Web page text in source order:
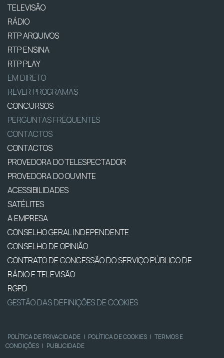
TELEVISÃO
RÁDIO
RTP ARQUIVOS
RTP ENSINA
RTP PLAY
EM DIRETO
REVER PROGRAMAS
CONCURSOS
PERGUNTAS FREQUENTES
CONTACTOS
CONTACTOS
PROVEDORA DO TELESPECTADOR
PROVEDORA DO OUVINTE
ACESSIBILIDADES
SATÉLITES
A EMPRESA
CONSELHO GERAL INDEPENDENTE
CONSELHO DE OPINIÃO
CONTRATO DE CONCESSÃO DO SERVIÇO PÚBLICO DE
RÁDIO E TELEVISÃO
RGPD
GESTÃO DAS DEFINIÇÕES DE COOKIES
POLÍTICA DE PRIVACIDADE | POLÍTICA DE COOKIES | TERMOS E
CONDIÇÕES | PUBLICIDADE